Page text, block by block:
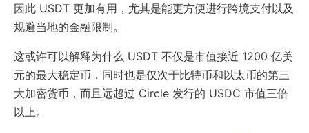
因此 USDT 更加有用，尤其是能更方便进行跨境支付以及
规避当地的金融限制。
这或许可以解释为什么 USDT 不仅是市值接近 1200 亿美
元的最大稳定币，同时也是仅次于比特币和以太币的第三
大加密货币，而且远超过 Circle 发行的 USDC 市值三倍
以上。